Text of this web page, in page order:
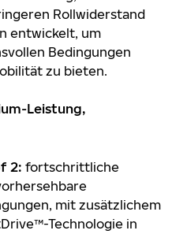
Rollwiderstand
entwickelt, um
Bedingungen
zu bieten.
Leistung,
2: fortschrittliche
mit zusätzlichem
Technologie in